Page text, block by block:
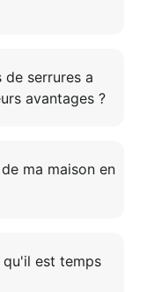
serrures a
avantages ?
ma maison en
qu'il est temps